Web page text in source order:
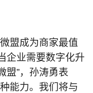
盟成为商家最值
企业需要数字化升
盟”，孙涛勇表
能力。我们将与